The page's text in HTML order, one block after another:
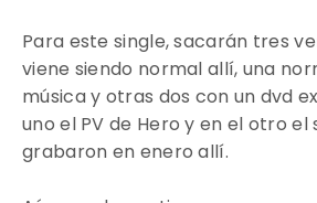
Para este single, sacarán tres
viene siendo normal allí, una
música y otras dos con un dvd
uno el PV de Hero y en el otro el
grabaron en enero allí.